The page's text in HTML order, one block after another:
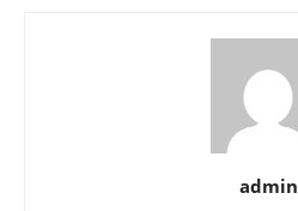
admin